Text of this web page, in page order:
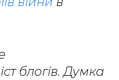
блогів. Думка